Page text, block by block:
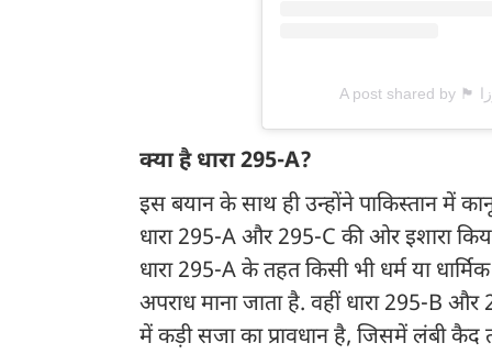
क्या है धारा 295-A?
इस बयान के साथ ही उन्होंने पाकिस्तान में
धारा 295-A और 295-C की ओर इशारा
धारा 295-A के तहत किसी भी धर्म या
अपराध माना जाता है. वहीं धारा 295-B
में कड़ी सजा का प्रावधान है, जिसमें लंबी